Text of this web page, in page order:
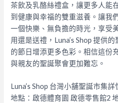
茶飲及乳酪絲禮盒，讓更多人能
到健康與幸福的雙重滋養。讓我
一個快樂、無負擔的時光，享受
用還是送禮，Luna’s Shop 提供
的節日增添更多色彩。相信這份
與親友的聖誕聚會更加難忘。
Luna’s Shop 台灣小舖聖誕市集詳
地點：啟德體育園 啟德零售館2